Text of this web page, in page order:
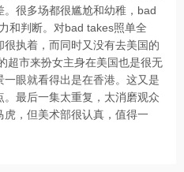
很多场都很尴尬和幼稚，bad
和判断。对bad takes照单全
执着，而同时又没有去美国的
超市来扮女主身在美国也是很无
眼就看得出是在香港。这又是
最后一集太重复，太消磨观众
，但美术部很认真，值得一